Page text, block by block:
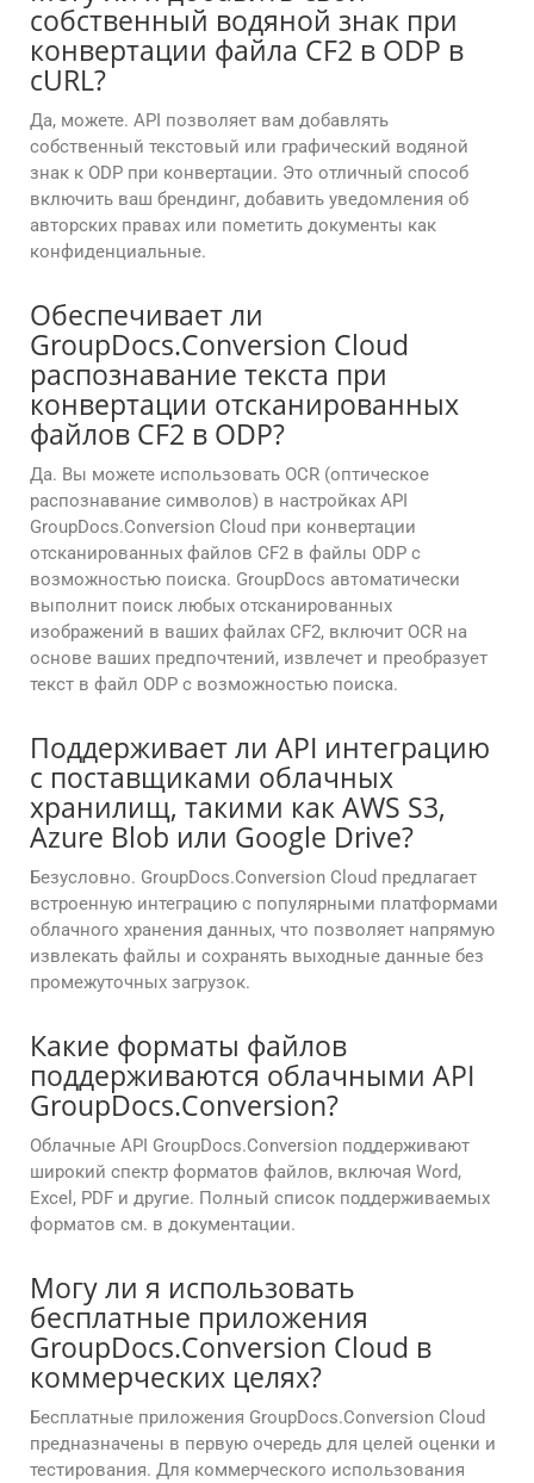
собственный водяной знак при
конвертации файла CF2 в ODP в
cURL?
Да, можете. API позволяет вам добавлять
собственный текстовый или графический водяной
знак к ODP при конвертации. Это отличный способ
включить ваш брендинг, добавить уведомления об
авторских правах или пометить документы как
конфиденциальные.
Обеспечивает ли
GroupDocs.Conversion Cloud
распознавание текста при
конвертации отсканированных
файлов CF2 в ODP?
Да. Вы можете использовать OCR (оптическое
распознавание символов) в настройках API
GroupDocs.Conversion Cloud при конвертации
отсканированных файлов CF2 в файлы ODP с
возможностью поиска. GroupDocs автоматически
выполнит поиск любых отсканированных
изображений в ваших файлах CF2, включит OCR на
основе ваших предпочтений, извлечет и преобразует
текст в файл ODP с возможностью поиска.
Поддерживает ли API интеграцию
с поставщиками облачных
хранилищ, такими как AWS S3,
Azure Blob или Google Drive?
Безусловно. GroupDocs.Conversion Cloud предлагает
встроенную интеграцию с популярными платформами
облачного хранения данных, что позволяет напрямую
извлекать файлы и сохранять выходные данные без
промежуточных загрузок.
Какие форматы файлов
поддерживаются облачными API
GroupDocs.Conversion?
Облачные API GroupDocs.Conversion поддерживают
широкий спектр форматов файлов, включая Word,
Excel, PDF и другие. Полный список поддерживаемых
форматов см. в документации.
Могу ли я использовать
бесплатные приложения
GroupDocs.Conversion Cloud в
коммерческих целях?
Бесплатные приложения GroupDocs.Conversion Cloud
предназначены в первую очередь для целей оценки и
тестирования. Для коммерческого использования